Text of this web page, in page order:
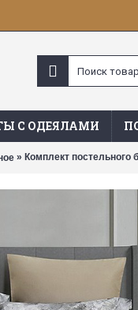
С ОДЕЯЛАМИ
» Комплект постельного